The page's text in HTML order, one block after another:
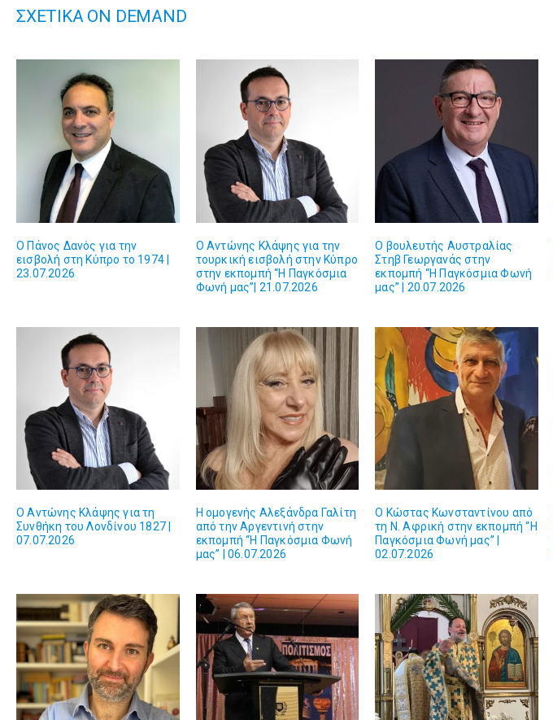
ΣΧΕΤΙΚΑ ON DEMAND
Ο Πάνος Δανός για την
εισβολή στη Κύπρο το 1974 |
23.07.2026
Ο Αντώνης Κλάψης για την
τουρκική εισβολή στην Κύπρο
στην εκπομπή “Η Παγκόσμια
Φωνή μας”| 21.07.2026
Ο βουλευτής Αυστραλίας
Στηβ Γεωργανάς στην
εκπομπή “Η Παγκόσμια Φωνή
μας” | 20.07.2026
Ο Αντώνης Κλάψης για τη
Συνθήκη του Λονδίνου 1827 |
07.07.2026
Η ομογενής Αλεξάνδρα Γαλίτη
από την Αργεντινή στην
εκπομπή “Η Παγκόσμια Φωνή
μας” | 06.07.2026
Ο Κώστας Κωνσταντίνου από
τη Ν. Αφρική στην εκπομπή “Η
Παγκόσμια Φωνή μας” |
02.07.2026